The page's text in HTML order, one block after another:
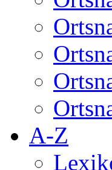
A-Z